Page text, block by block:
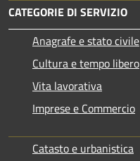
CATEGORIE DI SERVIZIO
Anagrafe e stato civile
Cultura e tempo libero
Vita lavorativa
Imprese e Commercio
Catasto e urbanistica